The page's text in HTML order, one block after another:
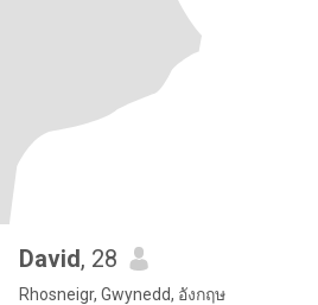
David, 28
Rhosneigr, Gwynedd, อังกฤษ